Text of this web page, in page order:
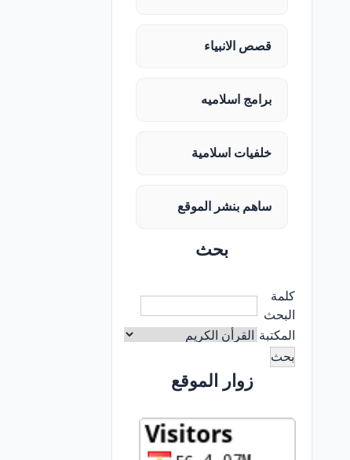
قصص الانبياء
برامج اسلاميه
خلفيات اسلامية
ساهم بنشر الموقع
بحث
كلمة
البحث
المكتبة
زوار الموقع